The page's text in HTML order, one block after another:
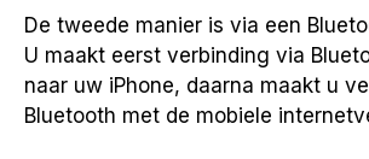
De tweede manier is via een
U maakt eerst verbinding via
naar uw iPhone, daarna maakt u
Bluetooth met de mobiele